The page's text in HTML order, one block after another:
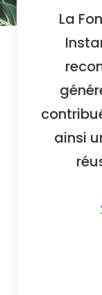
La
ainsi